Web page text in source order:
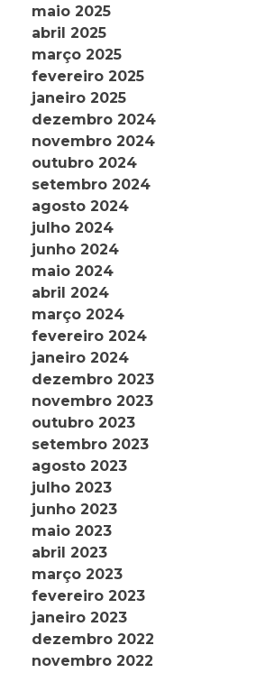
maio 2025
abril 2025
março 2025
fevereiro 2025
janeiro 2025
dezembro 2024
novembro 2024
outubro 2024
setembro 2024
agosto 2024
julho 2024
junho 2024
maio 2024
abril 2024
março 2024
fevereiro 2024
janeiro 2024
dezembro 2023
novembro 2023
outubro 2023
setembro 2023
agosto 2023
julho 2023
junho 2023
maio 2023
abril 2023
março 2023
fevereiro 2023
janeiro 2023
dezembro 2022
novembro 2022